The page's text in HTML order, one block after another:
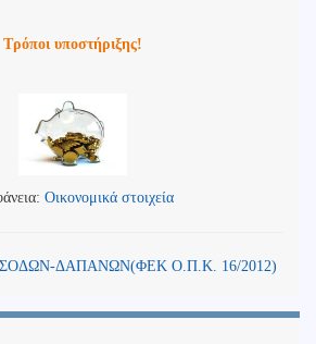
Τρόποι υποστήριξης!
Οικονομικά στοιχεία
ΔΑΠΑΝΩΝ(ΦΕΚ Ο.Π.Κ. 16/2012)